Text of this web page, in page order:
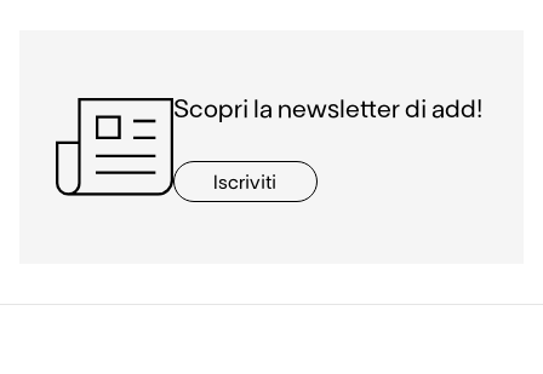
Scopri la newsletter di add!
Iscriviti